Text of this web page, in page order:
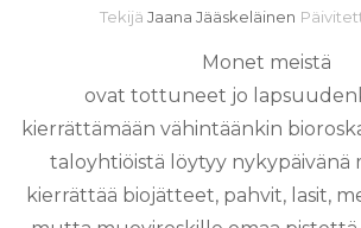
Tekijä Jaana Jääskeläinen
Monet meistä
ovat tottuneet jo
kierrättämään vähintäänkin
taloyhtiöistä löytyy nykypäivänä
kierrättää biojätteet, pahvit, lasit,